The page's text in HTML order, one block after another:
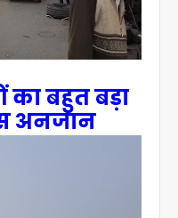
का बहुत बड़ा
अनजान